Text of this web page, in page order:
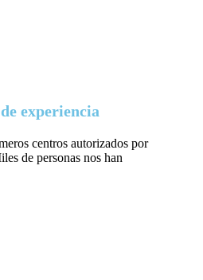
experiencia
centros autorizados por
de personas nos han